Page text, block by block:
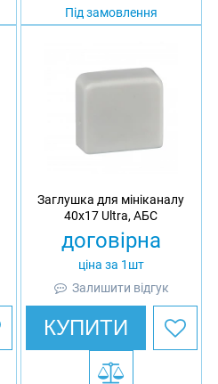
Під замовлення
Заглушка для мініканалу
40x17 Ultra, АБС
договірна
ціна за 1шт
Залишити відгук
КУПИТИ